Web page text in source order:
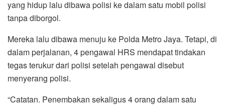
yang hidup lalu dibawa polisi ke dalam satu mobil polisi
tanpa diborgol.
Mereka lalu dibawa menuju ke Polda Metro Jaya. Tetapi, di
dalam perjalanan, 4 pengawal HRS mendapat tindakan
tegas terukur dari polisi setelah pengawal disebut
menyerang polisi.
“Catatan. Penembakan sekaligus 4 orang dalam satu